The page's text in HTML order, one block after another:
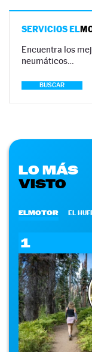
SERVICIOS EL
Encuentra los
neumáticos…
BUSCAR
LO MÁS
VISTO
ELMOTOR EL
1